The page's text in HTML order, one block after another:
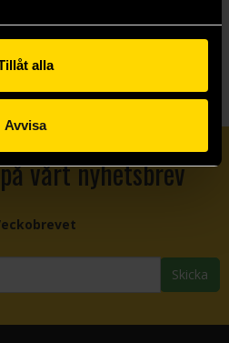
alla
Avvisa
Visa allt
vårt nyhetsbrev
Skicka